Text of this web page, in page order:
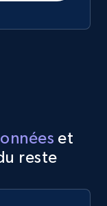
et
reste